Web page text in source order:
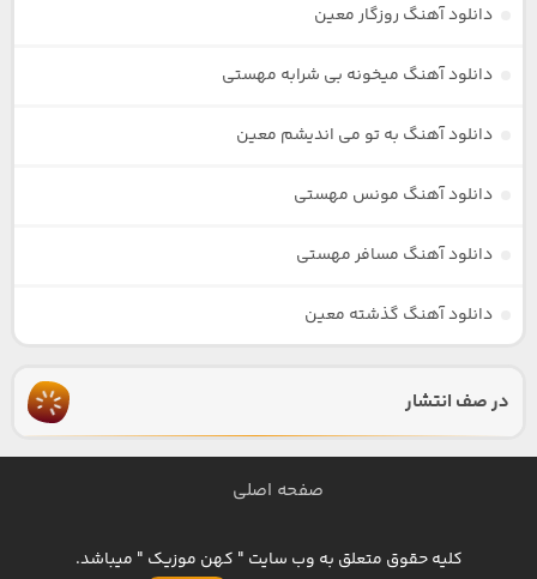
دانلود آهنگ روزگار معین
دانلود آهنگ میخونه بی شرابه مهستی
دانلود آهنگ به تو می اندیشم معین
دانلود آهنگ مونس مهستی
دانلود آهنگ مسافر مهستی
دانلود آهنگ گذشته معین
در صف انتشار
صفحه اصلی
کلیه حقوق متعلق به وب سایت " کهن موزیک " میباشد.